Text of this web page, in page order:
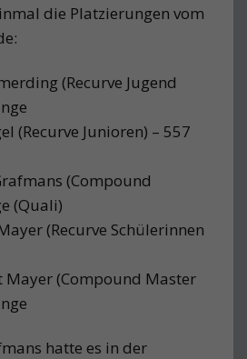
die Platzierungen vom
(Recurve Jugend
(Recurve Junioren) – 557
(Compound
(Quali)
(Recurve Schülerinnen
Mayer (Compound Master
hatte es in der